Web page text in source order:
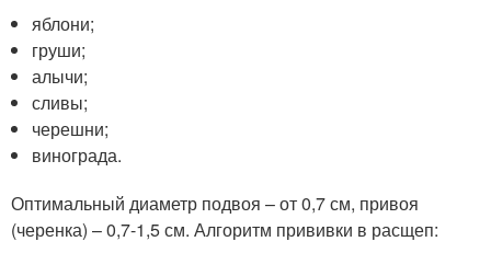
яблони;
груши;
алычи;
сливы;
черешни;
винограда.
Оптимальный диаметр подвоя – от 0,7 см, привоя
(черенка) – 0,7-1,5 см. Алгоритм прививки в расщеп: